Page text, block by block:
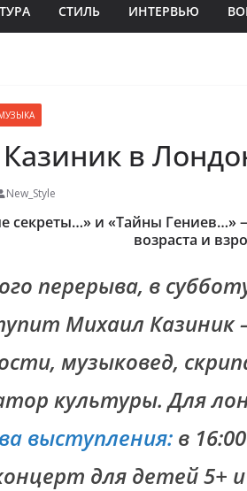
СТИЛЬ ИНТЕРВЬЮ
в
New_Style
секреты…» и «Тайны Гениев…»
возраста и
перерыва, в
Михаил
музыковед,
культуры. Для
выступления: в
для детей 5+